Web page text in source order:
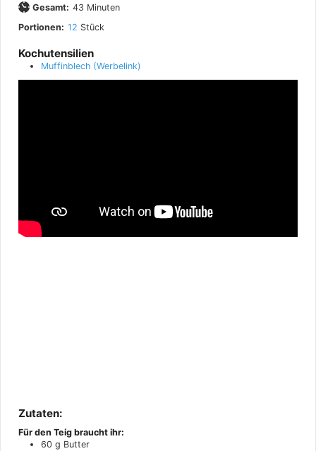
Gesamt: 43 Minuten
Minuten
Portionen: 12 Stück
Kochutensilien
Muffinblech
Zutaten:
Für den Teig braucht ihr:
60 g Butter